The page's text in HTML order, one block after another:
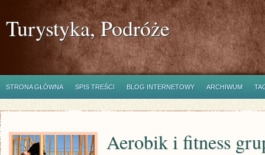
Turystyka, Podróże
STRONA GŁÓWNA SPIS TREŚCI BLOG INTERNETOWY ARCHIWUM
Aerobik i fitness